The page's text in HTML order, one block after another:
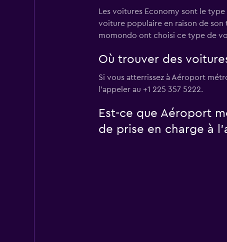
Les voitures Economy sont le
voiture populaire en raison de son
momondo ont choisi ce type de
Où trouver des
Si vous atterrissez à Aéroport
l’appeler au +1 225 357 5222.
Est-ce que Aéroport
de prise en charge à